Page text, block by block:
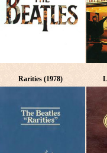
Rarities (1978)